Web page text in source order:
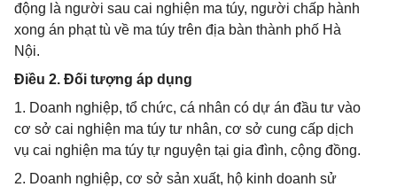
động là người sau cai nghiện ma túy, người chấp hành
xong án phạt tù về ma túy trên địa bàn thành phố Hà
Nội.
Điều 2. Đối tượng áp dụng
1. Doanh nghiệp, tổ chức, cá nhân có dự án đầu tư vào
cơ sở cai nghiện ma túy tư nhân, cơ sở cung cấp dịch
vụ cai nghiện ma túy tự nguyện tại gia đình, cộng đồng.
2. Doanh nghiệp, cơ sở sản xuất, hộ kinh doanh sử